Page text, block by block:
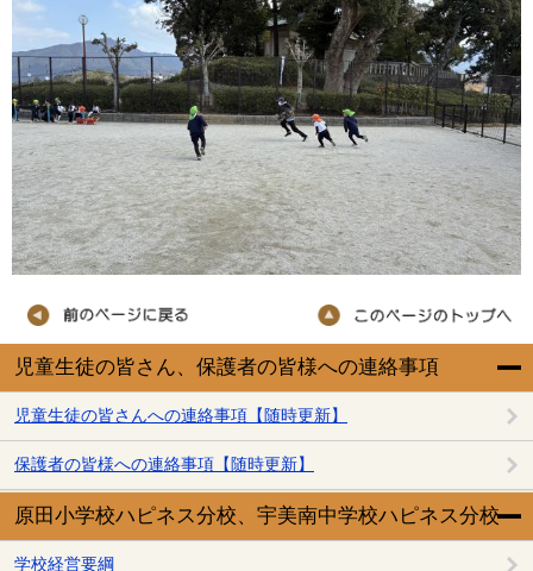
児童生徒の皆さん、保護者の皆様への連絡事項
児童生徒の皆さんへの連絡事項【随時更新】
保護者の皆様への連絡事項【随時更新】
原田小学校ハピネス分校、宇美南中学校ハピネス分校
学校経営要綱